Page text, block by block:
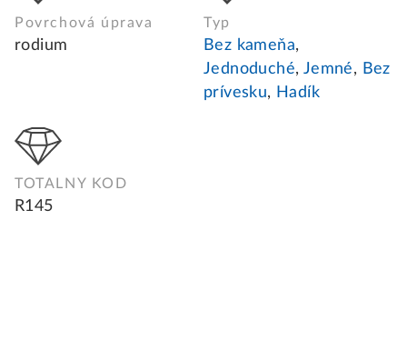
Povrchová úprava
rodium
Typ
Bez kameňa,
Jednoduché, Jemné, Bez
prívesku, Hadík
TOTALNY KOD
R145